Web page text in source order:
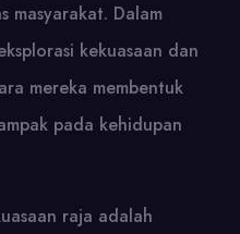
masyarakat. Dalam
kekuasaan dan
mereka membentuk
pada kehidupan
raja adalah